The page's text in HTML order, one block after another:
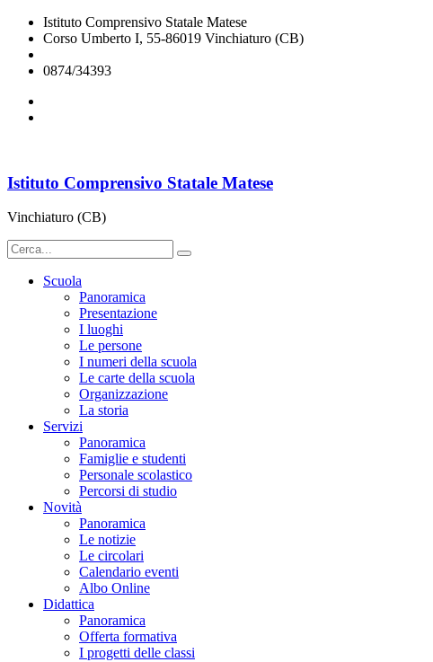
Istituto Comprensivo Statale Matese
Corso Umberto I, 55-86019 Vinchiaturo (CB)
0874/34393
Istituto Comprensivo Statale Matese
Vinchiaturo (CB)
Scuola
Panoramica
Presentazione
I luoghi
Le persone
I numeri della scuola
Le carte della scuola
Organizzazione
La storia
Servizi
Panoramica
Famiglie e studenti
Personale scolastico
Percorsi di studio
Novità
Panoramica
Le notizie
Le circolari
Calendario eventi
Albo Online
Didattica
Panoramica
Offerta formativa
I progetti delle classi